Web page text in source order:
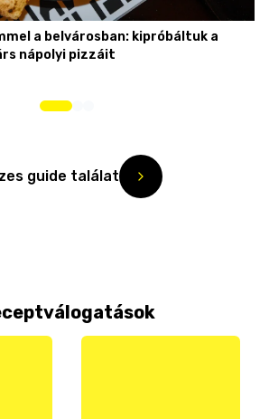
a belvárosban: kipróbáltuk a
nápolyi pizzáit
guide találat